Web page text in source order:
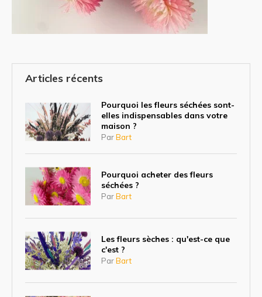
Articles récents
Pourquoi les fleurs séchées sont-
elles indispensables dans votre
maison ?
ParBart
Pourquoi acheter des fleurs
séchées ?
ParBart
Les fleurs sèches : qu'est-ce que
c'est ?
ParBart